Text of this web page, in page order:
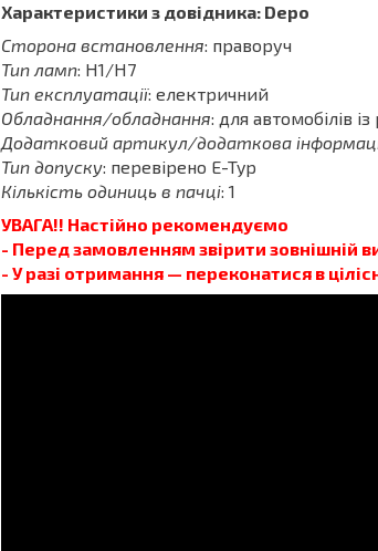
Характеристики з довідника: Depo
Сторона встановлення: праворуч
Тип ламп: H1/H7
Тип експлуатації: електричний
Обладнання/обладнання: для автомобілів
Додатковий артикул/додаткова
Тип допуску: перевірено E-Typ
Кількість одиниць в пачці: 1
УВАГА!! Настійно рекомендуємо
- Перед замовленням звірити зовнішній
- У разі отримання — переконатися в